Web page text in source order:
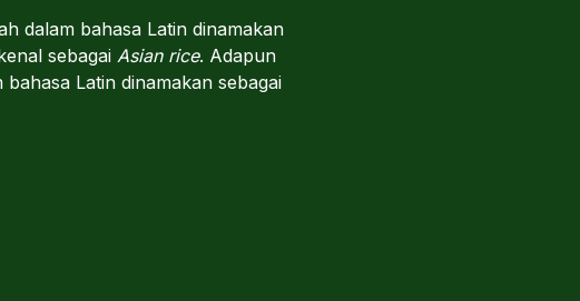
dalam bahasa Latin dinamakan
sebagai Asian rice. Adapun
Latin dinamakan sebagai